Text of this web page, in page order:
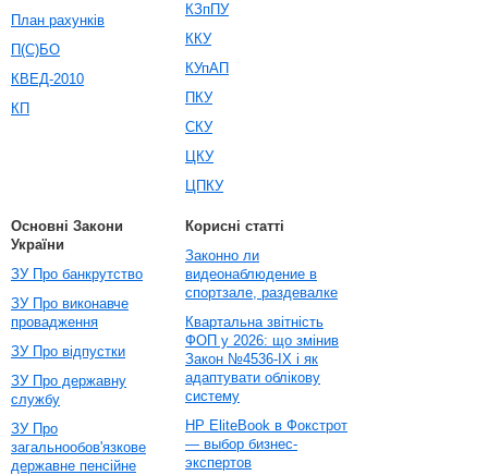
План рахунків
П(С)БО
КВЕД-2010
КП
КЗпПУ
ККУ
КУпАП
ПКУ
СКУ
ЦКУ
ЦПКУ
Основні Закони
України
ЗУ Про банкрутство
ЗУ Про виконавче
провадження
ЗУ Про відпустки
ЗУ Про державну
службу
ЗУ Про
загальнообов'язкове
державне пенсійне
Корисні статті
Законно ли
видеонаблюдение в
спортзале, раздевалке
Квартальна звітність
ФОП у 2026: що змінив
Закон №4536-IX і як
адаптувати облікову
систему
HP EliteBook в Фокстрот
— выбор бизнес-
экспертов